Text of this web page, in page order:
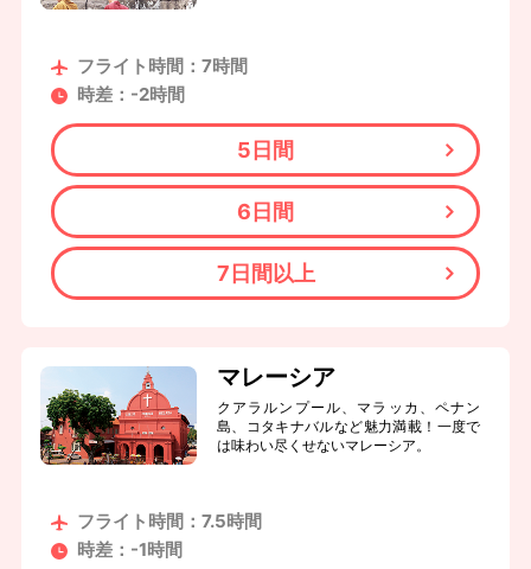
フライト時間：7時間
時差：-2時間
5日間
6日間
7日間以上
マレーシア
クアラルンプール、マラッカ、ペナン
島、コタキナバルなど魅力満載！一度で
は味わい尽くせないマレーシア。
フライト時間：7.5時間
時差：-1時間